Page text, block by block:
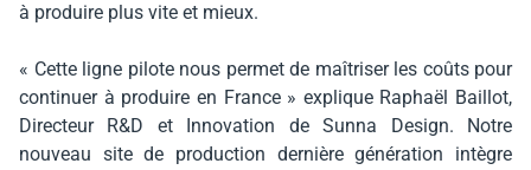
à produire plus vite et mieux.
« Cette ligne pilote nous permet de maîtriser les coûts pour
continuer à produire en France » explique Raphaël Baillot,
Directeur R&D et Innovation de Sunna Design. Notre
nouveau site de production dernière génération intègre